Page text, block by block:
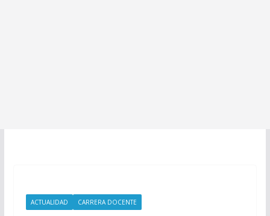
ACTUALIDAD CARRERA DOCENTE